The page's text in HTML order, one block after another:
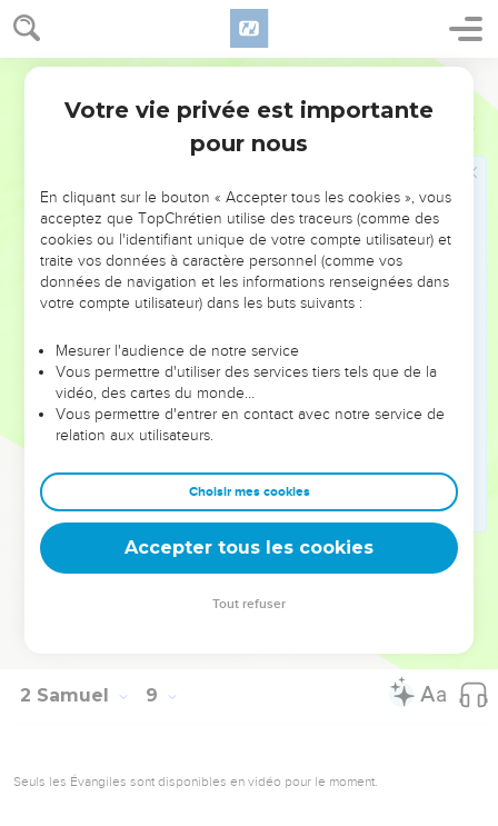
2 Samuel 8
Que David consacra à l'Éternel, avec l'argent et l'or qu'il
avait déjà consacrés, du butin de toutes les nations qu'il
s'était assujetties,
De la Syrie, de Moab, des enfants d'Ammon, des Philistins,
d'Amalek, et du butin de Hadadézer, fils de Réhob, roi de
David s'acquit encore du renom, à son retour de la défaite
des Syriens, en battant, dans la vallée du Sel, dix-huit mille
Iduméens,
Et il mit des garnisons dans l'Idumée ; il mit des garnisons
dans toute l'Idumée, et l'Idumée entière fut soumise à David.
Liste des fonctionnaires de David
Ainsi David régna sur tout Israël, faisant droit et justice à
tout son peuple.
Et Joab, fils de Tséruja, commandait l'armée ; et Josaphat,
fils d'Achilud, était archiviste ;
Et Tsadok, fils d'Achitub, et Achimélec, fils d'Abiathar,
étaient sacrificateurs, et Séraja, secrétaire ;
Et Bénaja, fils de Jéhojada, était sur les Kéréthiens et les
2 Samuel 9
Seuls les Évangiles sont disponibles en vidéo pour le moment.
Votre vie privée est importante
pour nous
En cliquant sur le bouton « Accepter tous les cookies », vous
acceptez que TopChrétien utilise des traceurs (comme des
cookies ou l'identifiant unique de votre compte utilisateur) et
traite vos données à caractère personnel (comme vos
données de navigation et les informations renseignées dans
votre compte utilisateur) dans les buts suivants :
Mesurer l'audience de notre service
Vous permettre d'utiliser des services tiers tels que de la
vidéo, des cartes du monde…
Vous permettre d'entrer en contact avec notre service de
relation aux utilisateurs.
Choisir mes cookies
Accepter tous les cookies
Tout refuser